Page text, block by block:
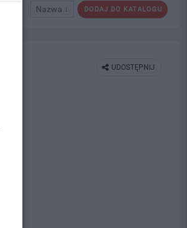
DODAJ DO KATALOGU
Nazwa ↓
UDOSTĘPNIJ